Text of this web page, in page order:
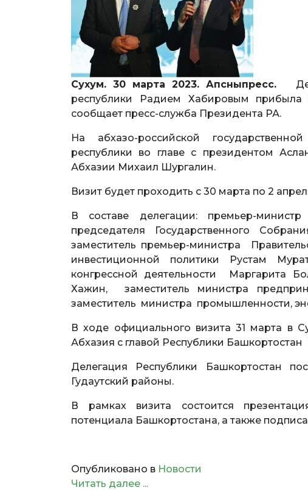
Сухум. 30 марта 2023. Апсныпресс.
республики Радием Хабировым
сообщает пресс-служба Президента РА.
На абхазо-российской
республики во главе с президентом
Абхазии Михаил Шургалин.
Визит будет проходить с 30 марта по 2
В составе делегации: премьер-
председателя Государственного
заместитель премьер-министра
инвестиционной политики Рустам
конгрессной деятельности Маргарита
Хажин, заместитель министра
заместитель министра промышленности,
В ходе официального визита 31 марта в
Абхазия с главой Республики
Делегация Республики Башкортостан
Гудаутский районы.
В рамках визита состоится
потенциала Башкортостана, а также
Опубликовано в Новости
Читать далее ...